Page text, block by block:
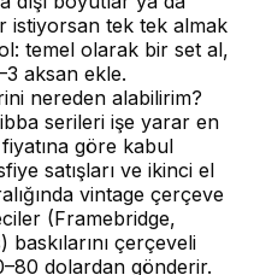
istiyorsan tek tek almak
temel olarak bir set al,
aksan ekle.
nereden alabilirim?
serileri işe yarar en
göre kabul
satışları ve ikinci el
vintage çerçeve
(Framebridge,
çerçeveli
dolardan gönderir.